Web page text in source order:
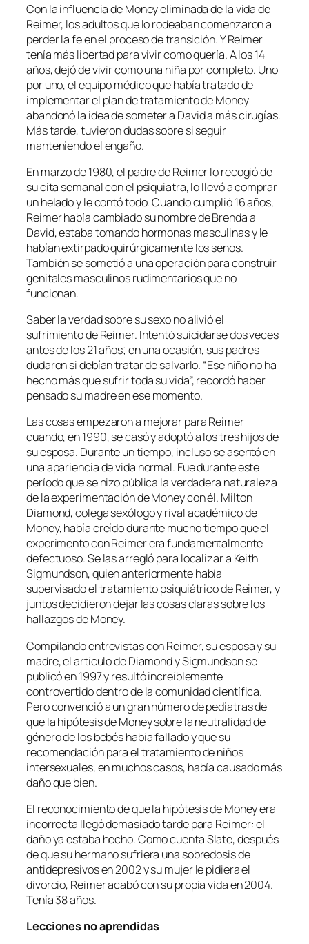
Con la influencia de Money eliminada de la vida de
Reimer, los adultos que lo rodeaban comenzaron a
perder la fe en el proceso de transición. Y Reimer
tenía más libertad para vivir como quería. A los 14
años, dejó de vivir como una niña por completo. Uno
por uno, el equipo médico que había tratado de
implementar el plan de tratamiento de Money
abandonó la idea de someter a David a más cirugías.
Más tarde, tuvieron dudas sobre si seguir
manteniendo el engaño.
En marzo de 1980, el padre de Reimer lo recogió de
su cita semanal con el psiquiatra, lo llevó a comprar
un helado y le contó todo. Cuando cumplió 16 años,
Reimer había cambiado su nombre de Brenda a
David, estaba tomando hormonas masculinas y le
habían extirpado quirúrgicamente los senos.
También se sometió a una operación para construir
genitales masculinos rudimentarios que no
funcionan.
Saber la verdad sobre su sexo no alivió el
sufrimiento de Reimer. Intentó suicidarse dos veces
antes de los 21 años; en una ocasión, sus padres
dudaron si debían tratar de salvarlo. “Ese niño no ha
hecho más que sufrir toda su vida”, recordó haber
pensado su madre en ese momento.
Las cosas empezaron a mejorar para Reimer
cuando, en 1990, se casó y adoptó a los tres hijos de
su esposa. Durante un tiempo, incluso se asentó en
una apariencia de vida normal. Fue durante este
período que se hizo pública la verdadera naturaleza
de la experimentación de Money con él. Milton
Diamond, colega sexólogo y rival académico de
Money, había creído durante mucho tiempo que el
experimento con Reimer era fundamentalmente
defectuoso. Se las arregló para localizar a Keith
Sigmundson, quien anteriormente había
supervisado el tratamiento psiquiátrico de Reimer, y
juntos decidieron dejar las cosas claras sobre los
hallazgos de Money.
Compilando entrevistas con Reimer, su esposa y su
madre, el artículo de Diamond y Sigmundson se
publicó en 1997 y resultó increíblemente
controvertido dentro de la comunidad científica.
Pero convenció a un gran número de pediatras de
que la hipótesis de Money sobre la neutralidad de
género de los bebés había fallado y que su
recomendación para el tratamiento de niños
intersexuales, en muchos casos, había causado más
daño que bien.
El reconocimiento de que la hipótesis de Money era
incorrecta llegó demasiado tarde para Reimer: el
daño ya estaba hecho. Como cuentaSlate, después
de que su hermano sufriera una sobredosis de
antidepresivos en 2002 y su mujer le pidiera el
divorcio, Reimer acabó con su propia vida en 2004.
Tenía 38 años.
Lecciones no aprendidas